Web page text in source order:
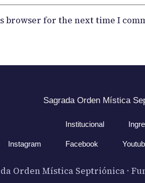
browser for the next time I
Sagrada Orden Mística
Institucional
Instagram Facebook
Orden Mística Septriónica ·